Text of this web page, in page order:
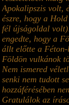
Apokalipszis volt,
észre, hogy a
fél újságoldal
engedte, hogy a
állt előtte a
Földön vulkánok
Nem ismered
senki nem tudott
hozzáférésében
Gratulálok az